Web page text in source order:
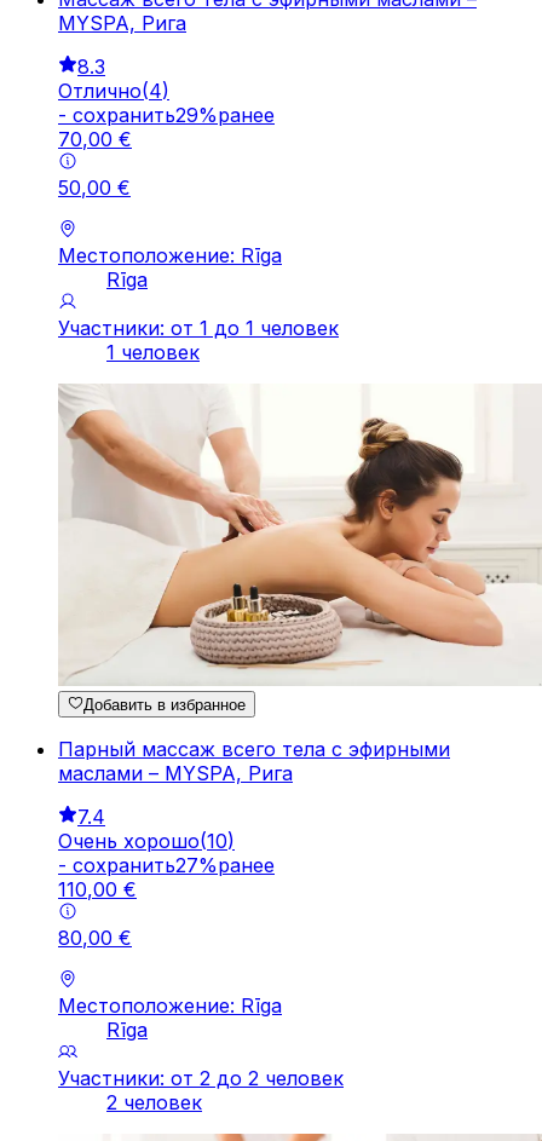
MYSPA, Рига
8.3
Отлично(4)
- cохранить29%ранее
70,00 €
50,00 €
Местоположение: Rīga
Rīga
Участники: от 1 до 1 человек
1 человек
Добавить в избранное
Парный массаж всего тела с эфирными
маслами – MYSPA, Рига
7.4
Очень хорошо(10)
- cохранить27%ранее
110,00 €
80,00 €
Местоположение: Rīga
Rīga
Участники: от 2 до 2 человек
2 человек